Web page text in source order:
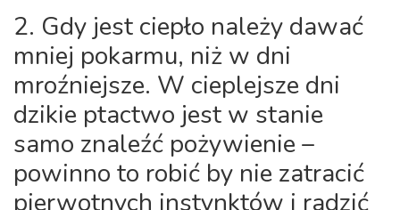
2. Gdy jest ciepło należy dawać
mniej pokarmu, niż w dni
mroźniejsze. W cieplejsze dni
dzikie ptactwo jest w stanie
samo znaleźć pożywienie –
powinno to robić by nie zatracić